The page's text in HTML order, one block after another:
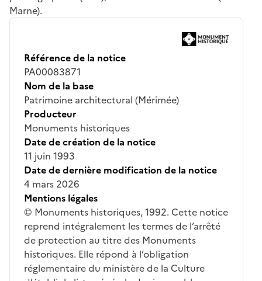
Marne).
Référence de la notice
PA00083871
Nom de la base
Patrimoine architectural (Mérimée)
Producteur
Monuments historiques
Date de création de la notice
11 juin 1993
Date de dernière modification de la notice
4 mars 2026
Mentions légales
© Monuments historiques, 1992. Cette notice
reprend intégralement les termes de l’arrêté
de protection au titre des Monuments
historiques. Elle répond à l’obligation
réglementaire du ministère de la Culture